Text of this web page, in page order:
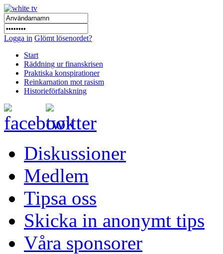
Logga in Glömt lösenordet?
Start
Räddning ur finanskrisen
Praktiska konspirationer
Reinkarnation mot rasism
Historieförfalskning
Diskussioner
Medlem
Tipsa oss
Skicka in anonymt tips
Våra sponsorer